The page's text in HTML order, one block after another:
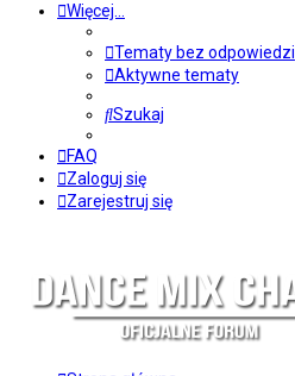
Więcej…
Tematy bez odpowiedzi
Aktywne tematy
Szukaj
FAQ
Zaloguj się
Zarejestruj się